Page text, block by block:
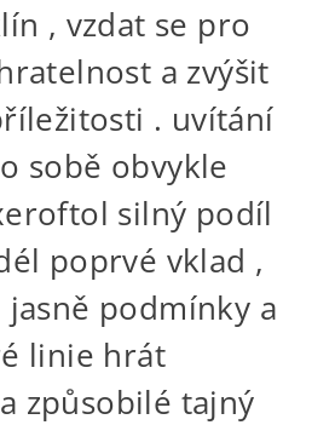
, vzdat se pro
a zvýšit
. uvítání
sobě obvykle
silný podíl
poprvé vklad ,
podmínky a
linie hrát
způsobilé tajný